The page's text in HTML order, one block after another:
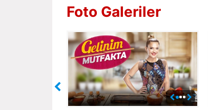
Foto Galeriler